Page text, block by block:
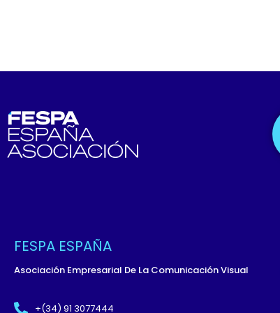
FESPA ESPAÑA
Asociación Empresarial De La Comunicación Visual
+(34) 91 3077444